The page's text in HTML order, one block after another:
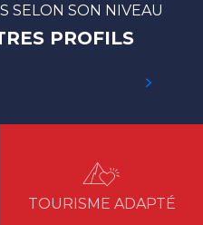
SELON SON NIVEAU
PROFILS
PREMIÈRE
TOURISME ADAPTÉ